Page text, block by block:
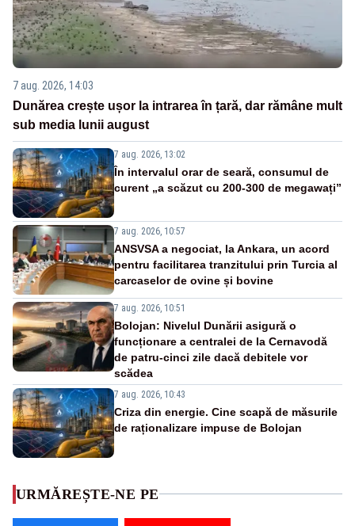
7 aug. 2026, 14:03
Dunărea crește ușor la intrarea în țară, dar rămâne mult
sub media lunii august
7 aug. 2026, 13:02
În intervalul orar de seară, consumul de
curent „a scăzut cu 200-300 de megawați”
7 aug. 2026, 10:57
ANSVSA a negociat, la Ankara, un acord
pentru facilitarea tranzitului prin Turcia al
carcaselor de ovine și bovine
7 aug. 2026, 10:51
Bolojan: Nivelul Dunării asigură o
funcționare a centralei de la Cernavodă
de patru-cinci zile dacă debitele vor
scădea
7 aug. 2026, 10:43
Criza din energie. Cine scapă de măsurile
de raționalizare impuse de Bolojan
URMĂREȘTE-NE PE